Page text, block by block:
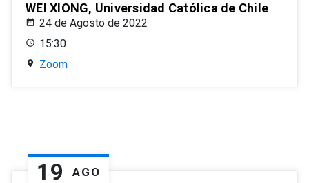
WEI XIONG, Universidad Católica de Chile
24 de Agosto de 2022
15:30
Zoom
19 AGO